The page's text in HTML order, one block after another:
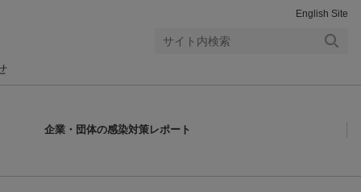
English Site
する
企業・団体の感染対策レポート